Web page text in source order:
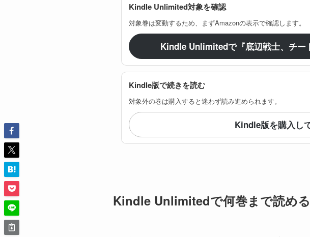
Kindle Unlimited対象を確認
対象巻は変動するため、まずAmazonの表示で確認します。
Kindle Unlimitedで『底辺戦士、チー
Kindle版で続きを読む
対象外の巻は購入すると迷わず読み進められます。
Kindle版を購入し
Kindle Unlimitedで何巻まで読め